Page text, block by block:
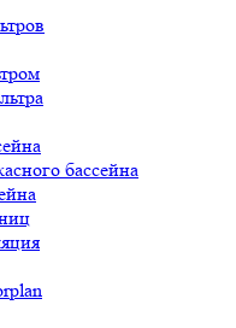
бассейна